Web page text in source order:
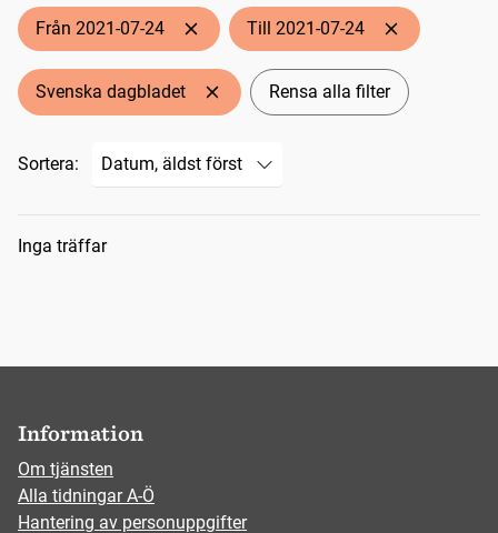
Från 2021-07-24 Till 2021-07-24
Svenska dagbladet Rensa alla filter
Sortera:
Sökresultat
Inga träffar
Information
Om tjänsten
Alla tidningar A-Ö
Hantering av personuppgifter